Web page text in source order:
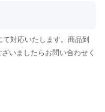
対応いたします。商品到
いましたらお問い合わせく